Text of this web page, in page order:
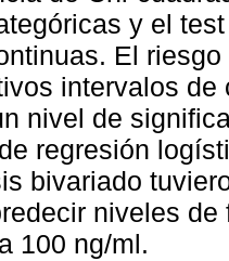
y el
El
intervalos
nivel de
regresión
bivariado
niveles
100 ng/ml.